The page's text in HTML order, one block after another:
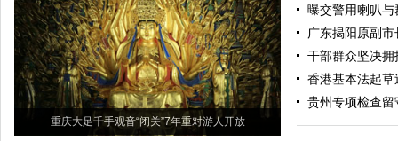
重庆大足千手观音“闭关”7年重对游人开放
曝交警用喇叭
广东揭阳原副
干部群众坚决
香港基本法起
贵州专项检查